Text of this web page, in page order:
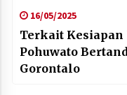
16/05/2025
Terkait Kesiapan
Pohuwato
Gorontalo